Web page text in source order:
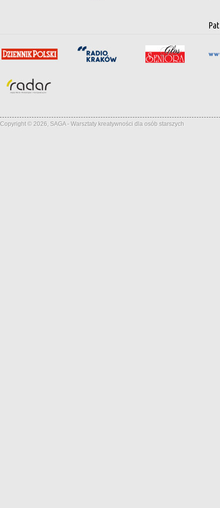
Copyright © 2026, SAGA - Warsztaty kreatywności dla osób starszych